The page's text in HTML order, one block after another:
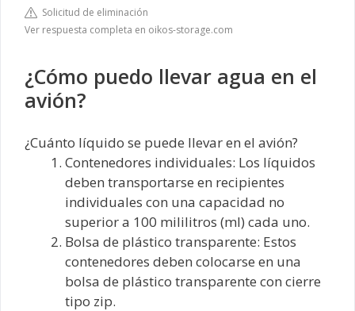
Solicitud de eliminación
Ver respuesta completa en oikos-storage.com
¿Cómo puedo llevar agua en el
avión?
¿Cuánto líquido se puede llevar en el avión?
Contenedores individuales: Los líquidos
deben transportarse en recipientes
individuales con una capacidad no
superior a 100 mililitros (ml) cada uno.
Bolsa de plástico transparente: Estos
contenedores deben colocarse en una
bolsa de plástico transparente con cierre
tipo zip.